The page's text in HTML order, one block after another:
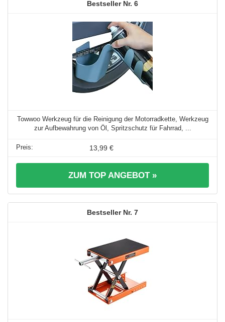
6
Towwoo Werkzeug für die Reinigung der Motorradkette, Werkzeug
zur Aufbewahrung von Öl, Spritzschutz für Fahrrad, ...
13,99 €
ZUM TOP ANGEBOT »
7